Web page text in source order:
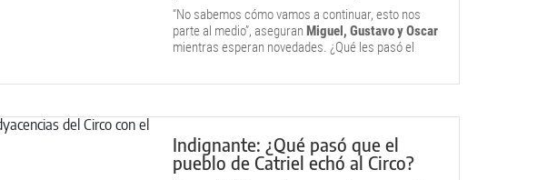
“No sabemos cómo vamos a continuar, esto nos
parte al medio”, aseguran Miguel, Gustavo y Oscar
mientras esperan novedades. ¿Qué les pasó el
Indignante: ¿Qué pasó que el
pueblo de Catriel echó al Circo?